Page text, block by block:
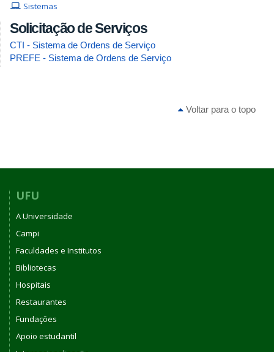
Sistemas
Solicitação de Serviços
CTI - Sistema de Ordens de Serviço
PREFE - Sistema de Ordens de Serviço
Voltar para o topo
UFU
A Universidade
Campi
Faculdades e Institutos
Bibliotecas
Hospitais
Restaurantes
Fundações
Apoio estudantil